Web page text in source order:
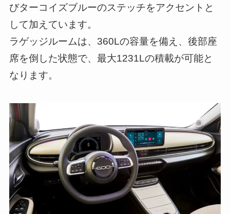
びターコイズブルーのステッチをアクセントと
して加えています。
ラゲッジルームは、360Lの容量を備え、後部座
席を倒した状態で、最大1231Lの積載が可能と
なります。